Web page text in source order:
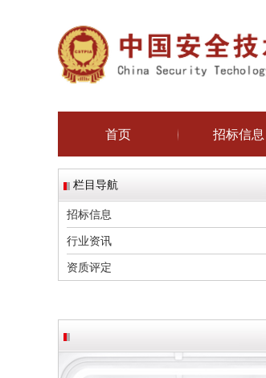
首页 招标信息
栏目导航
招标信息
行业资讯
资质评定